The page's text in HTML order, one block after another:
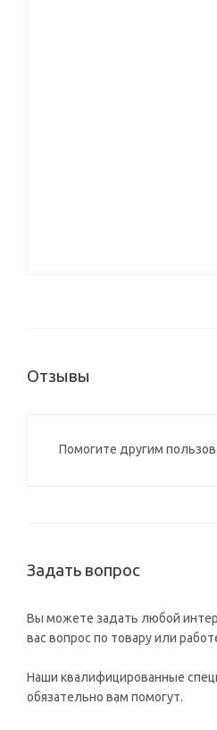
Отзывы
Помогите другим
Задать вопрос
Вы можете задать любой
вас вопрос по товару или
Наши квалифицированные
обязательно вам помогут.